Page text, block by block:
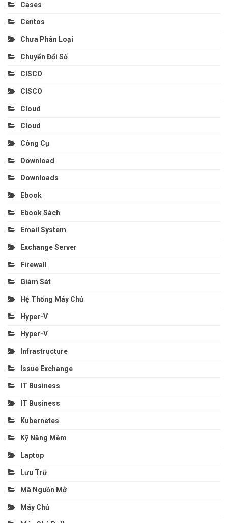
Cases
Centos
Chưa Phân Loại
Chuyển Đổi Số
CISCO
CISCO
Cloud
Cloud
Công Cụ
Download
Downloads
Ebook
Ebook Sách
Email System
Exchange Server
Firewall
Giám Sát
Hệ Thống Máy Chủ
Hyper-V
Hyper-V
Infrastructure
Issue Exchange
IT Business
IT Business
Kubernetes
Kỹ Năng Mềm
Laptop
Lưu Trữ
Mã Nguồn Mở
Máy Chủ